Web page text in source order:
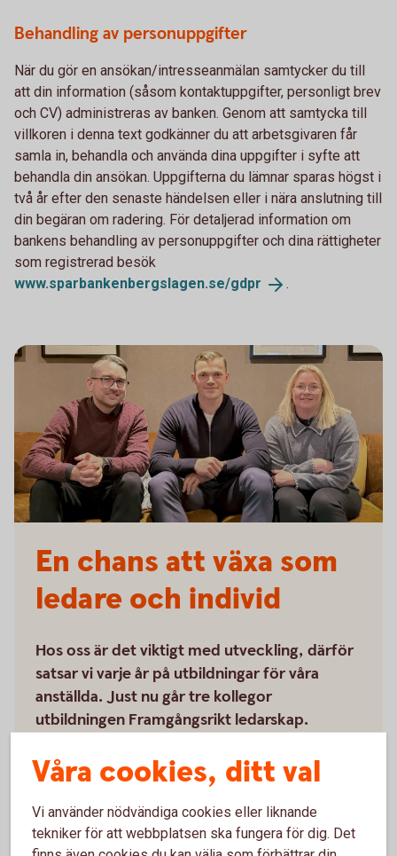
Behandling av personuppgifter
När du gör en ansökan/intresseanmälan samtycker du till
att din information (såsom kontaktuppgifter, personligt brev
och CV) administreras av banken. Genom att samtycka till
villkoren i denna text godkänner du att arbetsgivaren får
samla in, behandla och använda dina uppgifter i syfte att
behandla din ansökan. Uppgifterna du lämnar sparas högst i
två år efter den senaste händelsen eller i nära anslutning till
din begäran om radering. För detaljerad information om
bankens behandling av personuppgifter och dina rättigheter
som registrerad besök
www.sparbankenbergslagen.se/gdpr .
En chans att växa som
ledare och individ
Hos oss är det viktigt med utveckling, därför
satsar vi varje år på utbildningar för våra
anställda. Just nu går tre kollegor
utbildningen Framgångsrikt ledarskap.
Läs hela artikeln om utbildningar för
anställda
Våra cookies, ditt val
Vi använder nödvändiga cookies eller liknande
tekniker för att webbplatsen ska fungera för dig. Det